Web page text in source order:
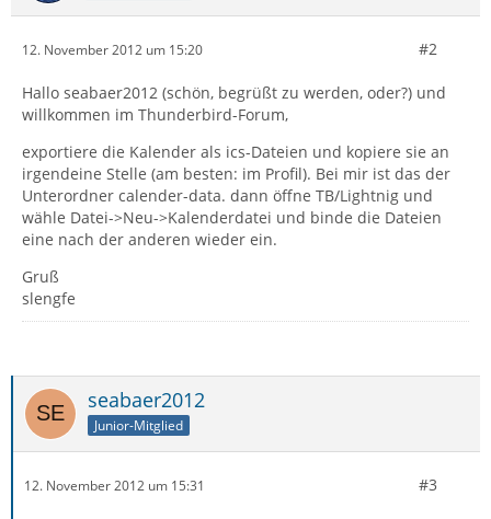
12. November 2012 um 15:20 #2
Hallo seabaer2012 (schön, begrüßt zu werden, oder?) und
willkommen im Thunderbird-Forum,
exportiere die Kalender als ics-Dateien und kopiere sie an
irgendeine Stelle (am besten: im Profil). Bei mir ist das der
Unterordner calender-data. dann öffne TB/Lightnig und
wähle Datei->Neu->Kalenderdatei und binde die Dateien
eine nach der anderen wieder ein.
Gruß
slengfe
seabaer2012
Junior-Mitglied
12. November 2012 um 15:31 #3